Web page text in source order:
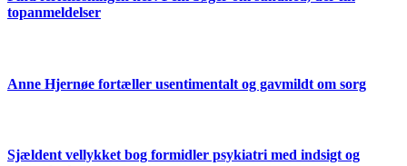
topanmeldelser
Anne Hjernøe fortæller usentimentalt og gavmildt om sorg
Sjældent vellykket bog formidler psykiatri med indsigt og